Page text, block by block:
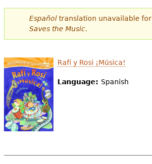
Españoltranslation unavailable for
Saves the Music.
Rafi y Rosi ¡Música!
Language: Spanish